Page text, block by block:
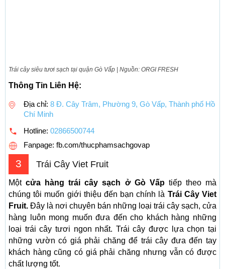
Trái cây siêu tươi sạch tại quận Gò Vấp | Nguồn: ORGI FRESH
Thông Tin Liên Hệ:
Địa chỉ: 8 Đ. Cây Trâm, Phường 9, Gò Vấp, Thành phố Hồ
Chí Minh
Hotline: 02866500744
Fanpage: fb.com/thucphamsachgovap
3 Trái Cây Viet Fruit
Mộtcửa hàng trái cây sạch ở Gò Vấptiếp theo mà
chúng tôi muốn giới thiệu đến bạn chính là Trái Cây Viet
Fruit. Đây là nơi chuyên bán những loại trái cây sạch, cửa
hàng luôn mong muốn đưa đến cho khách hàng những
loại trái cây tươi ngon nhất. Trái cây được lựa chọn tại
những vườn có giá phải chăng để trái cây đưa đến tay
khách hàng cũng có giá phải chăng nhưng vẫn có được
chất lượng tốt.